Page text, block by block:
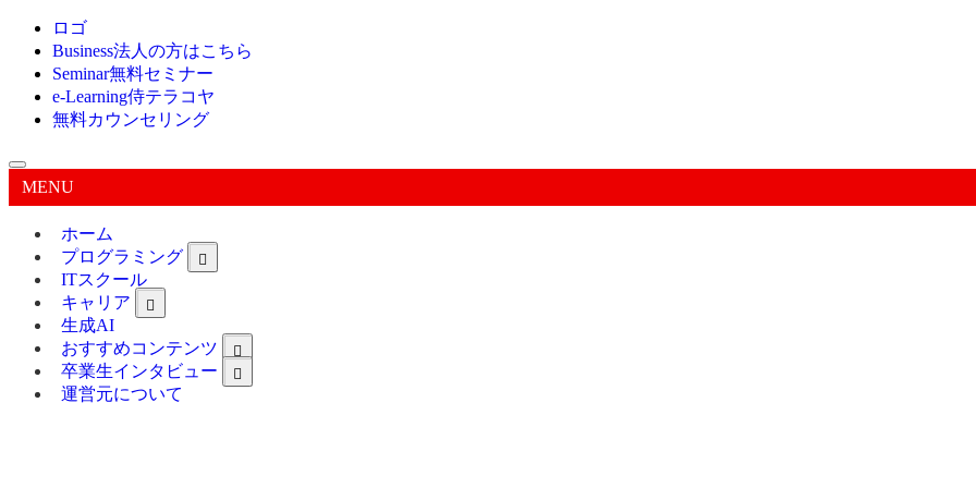
ロゴ
Business法人の方はこちら
Seminar無料セミナー
e-Learning侍テラコヤ
無料カウンセリング
MENU
ホーム
プログラミング
ITスクール
キャリア
生成AI
おすすめコンテンツ
卒業生インタビュー
運営元について